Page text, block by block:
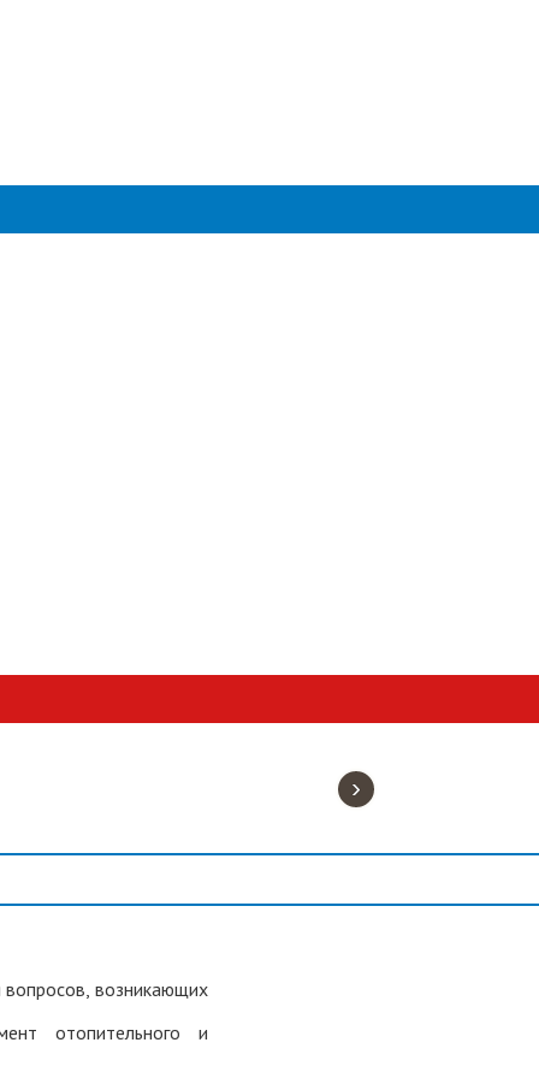
›
вопросов, возникающих
отопительного и